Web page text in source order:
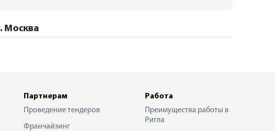
Москва
Партнерам
Проведение тендеров
Франчайзинг
Работа
Преимущества работы в
Ригла